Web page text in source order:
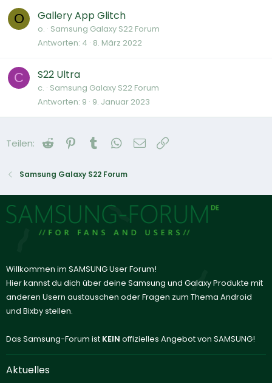
O Gallery App Glitch
o. Samsung Galaxy S22 Forum
Antworten 4 8. März 2022
C S22 Ultra
c. Samsung Galaxy S22 Forum
Antworten 9 9. Januar 2023
Teilen: Reddit Pinterest
Tumblr WhatsApp
E-Mail
Samsung Galaxy S22 Forum
Willkommen im SAMSUNG User Forum!
Hier kannst du dich über deine Samsung und Galaxy Produkte mit
anderen Usern austauschen oder Fragen zum Thema Android
und Bixby stellen.
Das Samsung-Forum ist KEIN offizielles Angebot von SAMSUNG!
Aktuelles